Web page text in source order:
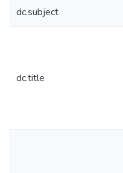
dc.subject
dc.title